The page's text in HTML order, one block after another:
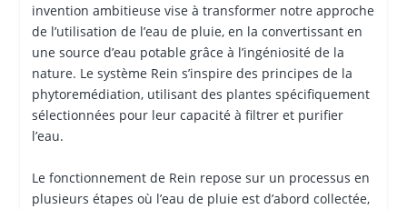
invention ambitieuse vise à transformer notre approche
de l’utilisation de l’eau de pluie, en la convertissant en
une source d’eau potable grâce à l’ingéniosité de la
nature. Le système Rein s’inspire des principes de la
phytoremédiation, utilisant des plantes spécifiquement
sélectionnées pour leur capacité à filtrer et purifier
l’eau.
Le fonctionnement de Rein repose sur un processus en
plusieurs étapes où l’eau de pluie est d’abord collectée,